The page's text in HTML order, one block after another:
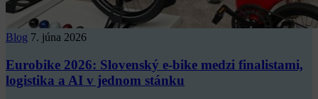
Blog 7. júna 2026
Eurobike 2026: Slovenský e-bike medzi finalistami,
logistika a AI v jednom stánku